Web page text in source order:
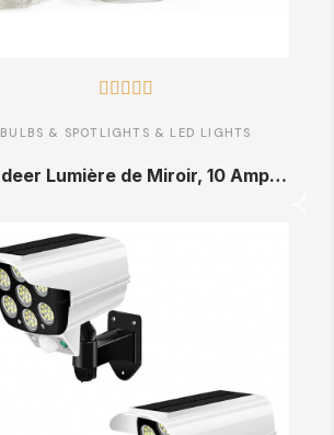
    
BULBS & SPOTLIGHTS & LED LIGHTS
Mondeer Lumière de Miroir, 10 Ampoules Hollywood Kit de Lumière LED Dimmable Lampe pour Miroir Cosmétique Salle de Bain avec 3